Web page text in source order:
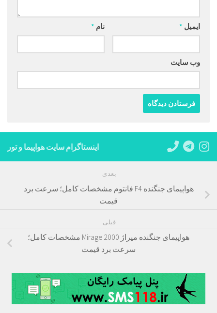
نام * ایمیل *
وب‌ سایت
اینستاگرام سایت هواپیما و تور
بعدی
هواپیمای جنگنده F4 فانتوم مشخصات کامل؛ سرعت برد
قیمت
قبلی
هواپیمای جنگنده میراژ Mirage 2000 مشخصات کامل؛
سرعت برد قیمت